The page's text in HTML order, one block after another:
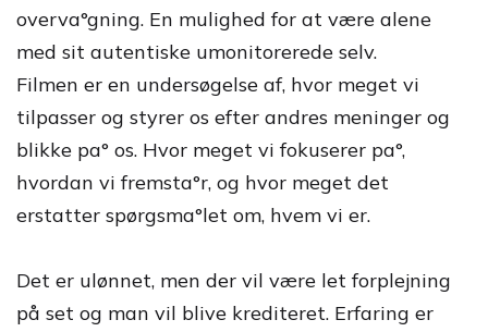
overva°gning. En mulighed for at være alene
med sit autentiske umonitorerede selv.
Filmen er en undersøgelse af, hvor meget vi
tilpasser og styrer os efter andres meninger og
blikke pa° os. Hvor meget vi fokuserer pa°,
hvordan vi fremsta°r, og hvor meget det
erstatter spørgsma°let om, hvem vi er.
Det er ulønnet, men der vil være let forplejning
på set og man vil blive krediteret. Erfaring er